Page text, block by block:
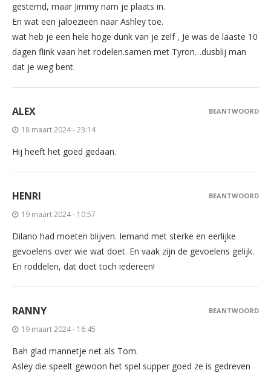
gestemd, maar Jimmy nam je plaats in.
En wat een jaloezieën naar Ashley toe.
wat heb je een hele hoge dunk van je zelf , Je was de laaste 10
dagen flink vaan het rodelen.samen met Tyron…dusblij man
dat je weg bent.
ALEX
18 maart 2024 - 23:14
Hij heeft het goed gedaan.
BEANTWOORD
HENRI
19 maart 2024 - 10:57
Dilano had moeten blijven. Iemand met sterke en eerlijke
gevoelens over wie wat doet. En vaak zijn de gevoelens gelijk.
En roddelen, dat doet toch iedereen!
BEANTWOORD
RANNY
19 maart 2024 - 16:45
Bah glad mannetje net als Tom.
Asley die speelt gewoon het spel supper goed ze is gedreven
BEANTWOORD